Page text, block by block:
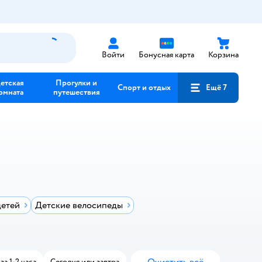
Войти Бонусная карта Корзина
Прогулки и
путешествия
Спорт и отдых Ещё 7
Детские велосипеды